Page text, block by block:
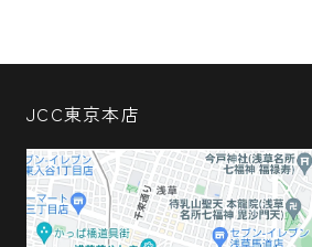
JCC東京本店